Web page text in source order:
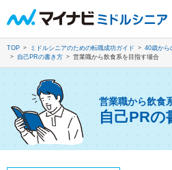
TOP ミドルシニアのための転職成功ガイド 40歳から
自己PRの書き方
営業職から飲食系を目指す場合
営業職から飲食
自己PR